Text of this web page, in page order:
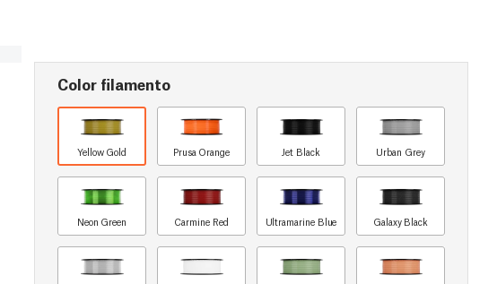
Color filamento
Yellow Gold Prusa Orange Jet Black Urban Grey
Neon Green Carmine Red Ultramarine Blue Galaxy Black